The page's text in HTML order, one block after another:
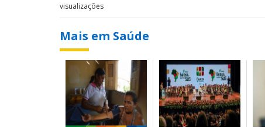
visualizações
Mais em Saúde